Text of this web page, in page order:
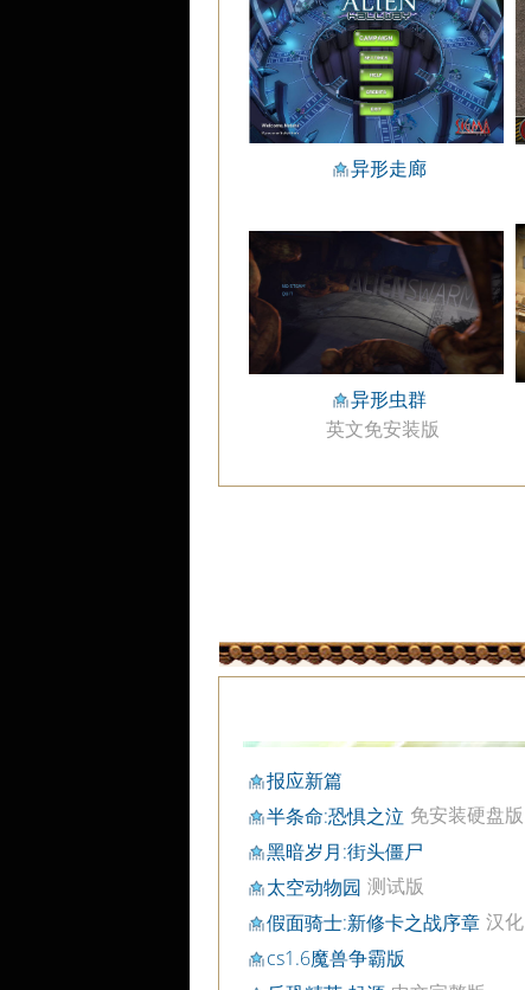
异形走廊
异形虫群
英文免安装版
报应新篇
半条命:恐惧之泣 免安装硬盘版
黑暗岁月:街头僵尸
太空动物园 测试版
假面骑士:新修卡之战序章 汉化
完整版
cs1.6魔兽争霸版